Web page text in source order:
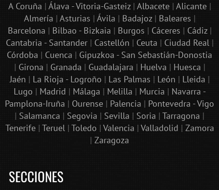
A Coruña | Álava - Vitoria-Gasteiz| Albacete| Alicante|
Almería | Asturias | Ávila | Badajoz| Baleares |
Barcelona | Bilbao - Bizkaia | Burgos | Cáceres | Cádiz|
Cantabria - Santander| Castellón | Ceuta | Ciudad Real|
Córdoba | Cuenca | Gipuzkoa - San Sebastián-Donostia
| Girona | Granada | Guadalajara | Huelva | Huesca |
Jaén | La Rioja - Logroño | Las Palmas | León | Lleida |
Lugo | Madrid | Málaga | Melilla | Murcia | Navarra -
Pamplona-Iruña | Ourense | Palencia | Pontevedra - Vigo
| Salamanca | Segovia | Sevilla | Soria | Tarragona |
Tenerife| Teruel| Toledo | Valencia | Valladolid | Zamora
| Zaragoza
SECCIONES